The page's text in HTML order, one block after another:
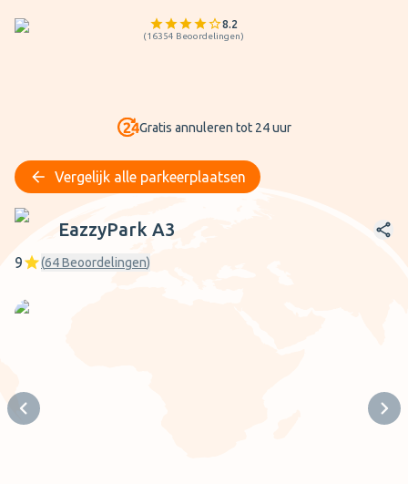
8.2
(16354 Beoordelingen)
Gratis annuleren tot 24 uur
Vergelijk alle parkeerplaatsen
EazzyPark A3
EazzyPark A3
9 (64Beoordelingen)
Previous slide